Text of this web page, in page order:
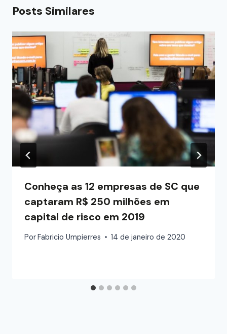
Posts Similares
Conheça as 12 empresas de SC que
captaram R$ 250 milhões em
capital de risco em 2019
PorFabricio Umpierres 14 de janeiro de 2020